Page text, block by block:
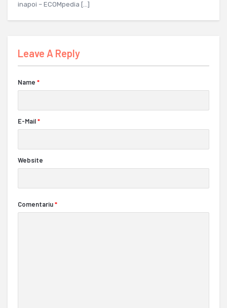
inapoi – ECOMpedia […]
Leave A Reply
Name *
E-Mail*
Website
Comentariu*